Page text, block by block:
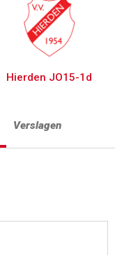
Hierden JO15-1d
Verslagen